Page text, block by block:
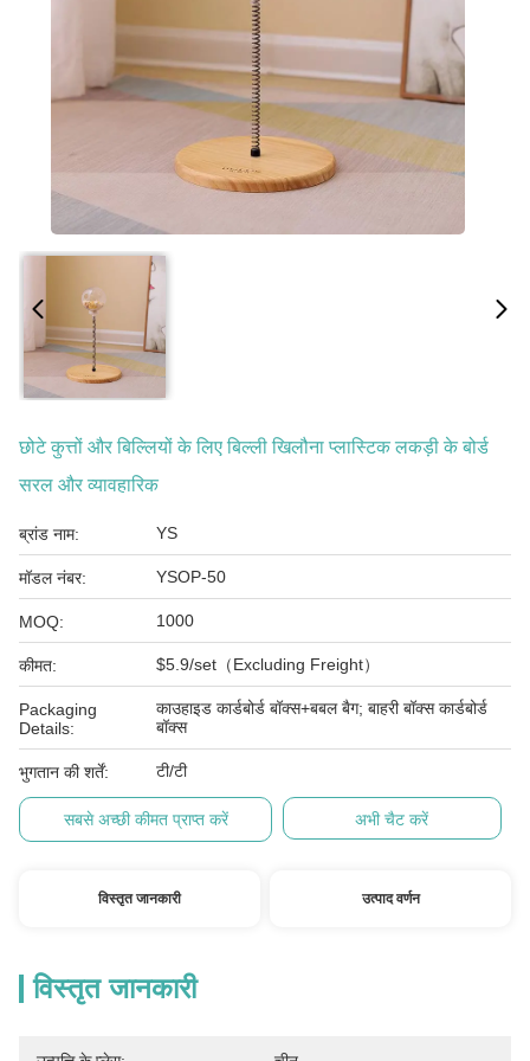
छोटे कुत्तों और बिल्लियों के लिए बिल्ली खिलौना प्लास्टिक लकड़ी के बोर्ड
सरल और व्यावहारिक
ब्रांड नाम: YS
मॉडल नंबर: YSOP-50
MOQ: 1000
कीमत: $5.9/set（Excluding Freight）
Packaging
Details:
काउहाइड कार्डबोर्ड बॉक्स+बबल बैग; बाहरी बॉक्स कार्डबोर्ड
बॉक्स
भुगतान की शर्तें: टी/टी
सबसे अच्छी कीमत प्राप्त करें अभी चैट करें
विस्तृत जानकारी उत्पाद वर्णन
विस्तृत जानकारी